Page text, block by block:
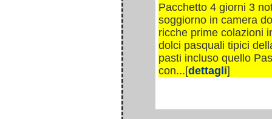
Pacchetto 4 giorni 3
soggiorno in camera
ricche prime colazioni
dolci pasquali tipici
pasti incluso quello
con...[dettagli]